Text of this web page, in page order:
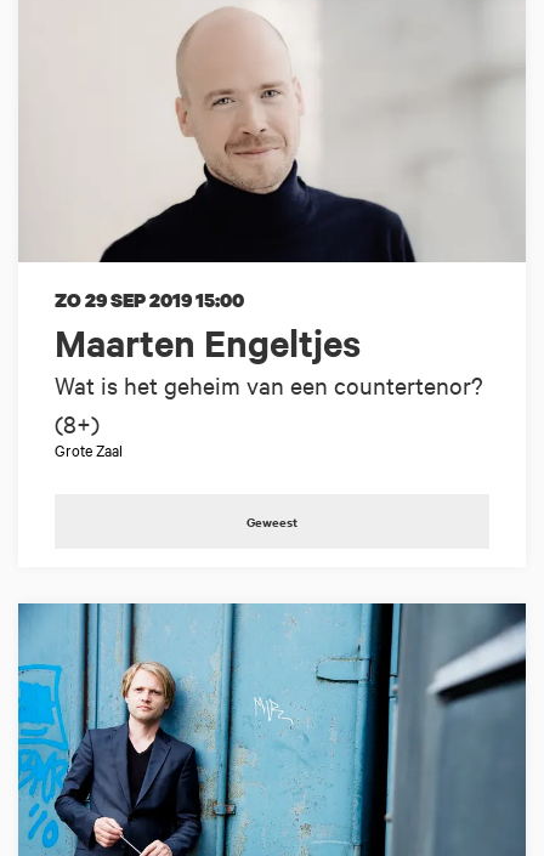
Maarten Engeltjes
Wat is het geheim van een countertenor?
(8+)
ZO 29 SEP 201915:00
Grote Zaal
Geweest